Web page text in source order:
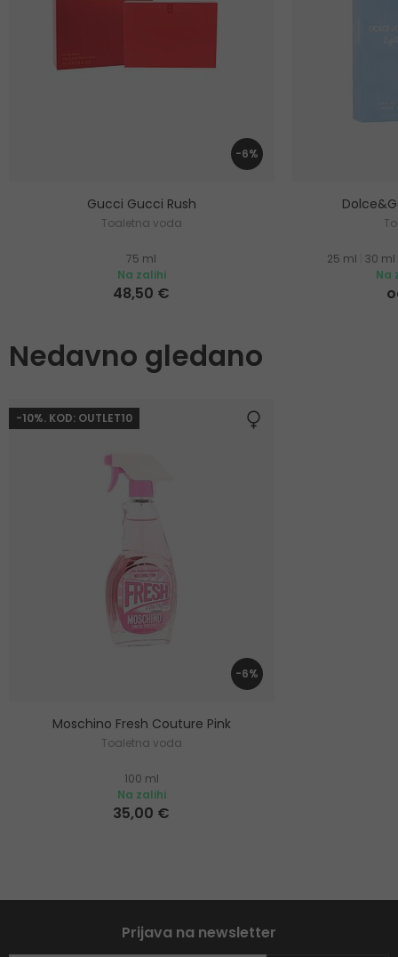
-6%
Gucci Gucci Rush
Toaletna voda
75 ml
Na zalihi
48,50 €
25 ml 30 ml
Na
Nedavno gledano
-10%. KOD: OUTLET10
-6%
Moschino Fresh Couture Pink
Toaletna voda
100 ml
Na zalihi
35,00 €
Prijava na newsletter